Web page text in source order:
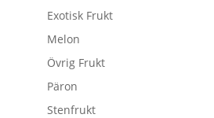
Exotisk Frukt
Melon
Övrig Frukt
Päron
Stenfrukt